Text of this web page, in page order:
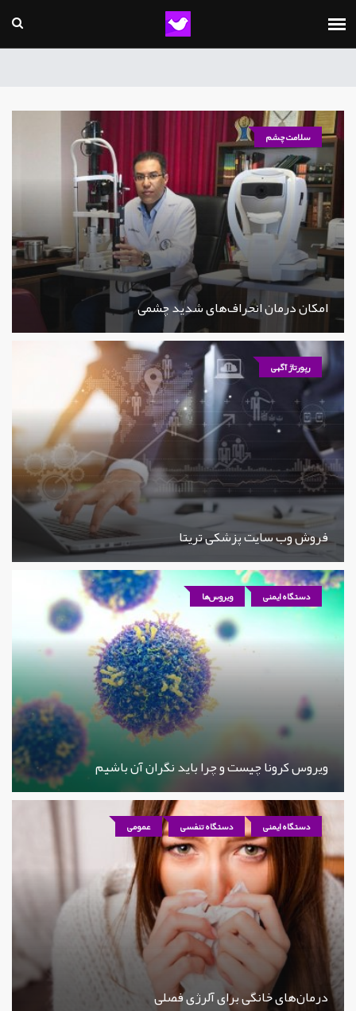
سلامت چشم
امکان درمان انحراف‌های شدید چشمی
رپورتاژ آگهی
فروش وب سایت پزشکی تریتا
دستگاه ایمنی ویروس‌ها
ویروس کرونا چیست و چرا باید نگران آن باشیم
دستگاه ایمنی دستگاه تنفسی عمومی
درمان‌های خانگی برای آلرژی فصلی